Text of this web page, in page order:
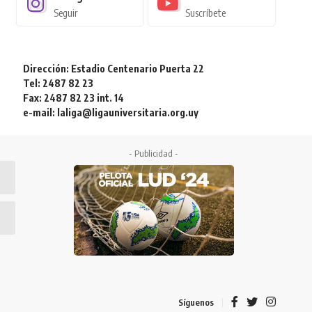
Seguir Suscríbete
Dirección: Estadio Centenario Puerta 22
Tel: 2487 82 23
Fax: 2487 82 23 int. 14
e-mail: laliga@ligauniversitaria.org.uy
- Publicidad -
Síguenos